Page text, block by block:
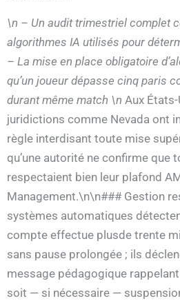
\n – Un audit trimestriel complet
algorithmes IA utilisés pour
– La mise en place obligatoire
qu’un joueur dépasse cinq paris
durant même match \n Aux
juridictions comme Nevada ont
règle interdisant toute mise
qu’une autorité ne confirme que
respectaient bien leur plafond
Management.\n\n### Gestion
systèmes automatiques
compte effectue plusde trente
sans pause prolongée ; ils
message pédagogique
soit — si nécessaire —